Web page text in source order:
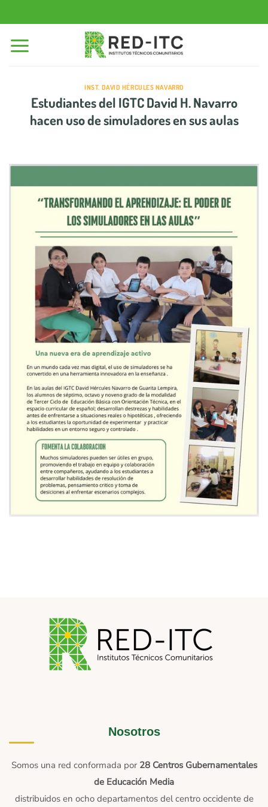
al
contenido
INST. DAVID HÉRCULES NAVARRO
Estudiantes del IGTC David H. Navarro
hacen uso de simuladores en sus aulas
Nosotros
Somos una red conformada por 28 Centros Gubernamentales
de Educación Media
distribuidos en ocho departamentos del centro occidente de